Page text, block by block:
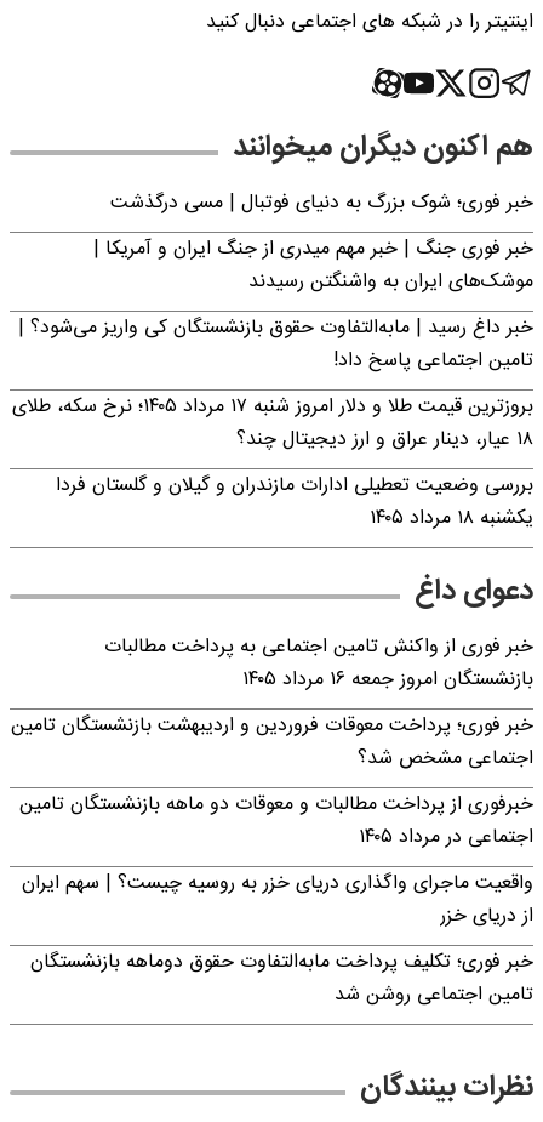
اینتیتر را در شبکه های اجتماعی دنبال کنید
هم اکنون دیگران میخوانند
خبر فوری؛‌ شوک بزرگ به دنیای فوتبال | مسی درگذشت
خبر فوری جنگ | خبر مهم میدری از جنگ ایران و آمریکا |
موشک‌های ایران به واشنگتن رسیدند
خبر داغ رسید | مابه‌التفاوت حقوق بازنشستگان کی واریز می‌شود؟ |
تامین اجتماعی پاسخ داد!
بروزترین قیمت طلا و دلار امروز شنبه ۱۷ مرداد ۱۴۰۵؛ نرخ سکه، طلای
۱۸ عیار، دینار عراق و ارز دیجیتال چند؟
بررسی وضعیت تعطیلی ادارات مازندران و گیلان و گلستان فردا
یکشنبه ۱۸ مرداد ۱۴۰۵
دعوای داغ
خبر فوری از واکنش تامین اجتماعی به پرداخت مطالبات
بازنشستگان امروز جمعه ۱۶ مرداد ۱۴۰۵
خبر فوری؛ پرداخت معوقات فروردین و اردیبهشت بازنشستگان تامین
اجتماعی مشخص شد؟
خبرفوری از پرداخت مطالبات و معوقات دو ماهه بازنشستگان تامین
اجتماعی در مرداد ۱۴۰۵
واقعیت ماجرای واگذاری دریای خزر به روسیه چیست؟ | سهم ایران
از دریای خزر
خبر فوری؛ تکلیف پرداخت مابه‌التفاوت حقوق دوماهه بازنشستگان
تامین اجتماعی روشن شد
نظرات بینندگان